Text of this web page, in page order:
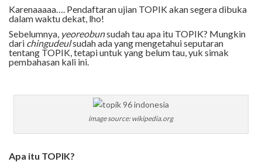
Karenaaaaa…. Pendaftaran ujian TOPIK akan segera dibuka
dalam waktu dekat, lho!
Sebelumnya, yeoreobunsudah tau apa itu TOPIK? Mungkin
dari chingudeulsudah ada yang mengetahui seputaran
tentang TOPIK, tetapi untuk yang belum tau, yuk simak
pembahasan kali ini.
image source: wikipedia.org
Apa itu TOPIK?